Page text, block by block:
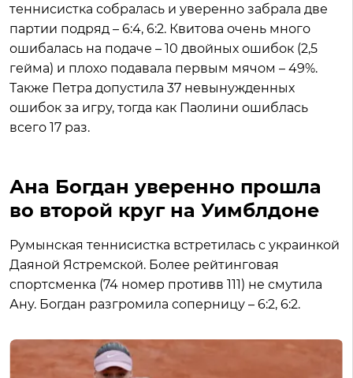
теннисистка собралась и уверенно забрала две
партии подряд – 6:4, 6:2. Квитова очень много
ошибалась на подаче – 10 двойных ошибок (2,5
гейма) и плохо подавала первым мячом – 49%.
Также Петра допустила 37 невынужденных
ошибок за игру, тогда как Паолини ошиблась
всего 17 раз.
Ана Богдан уверенно прошла
во второй круг на Уимблдоне
Румынская теннисистка встретилась с украинкой
Даяной Ястремской. Более рейтинговая
спортсменка (74 номер противв 111) не смутила
Ану. Богдан разгромила соперницу – 6:2, 6:2.